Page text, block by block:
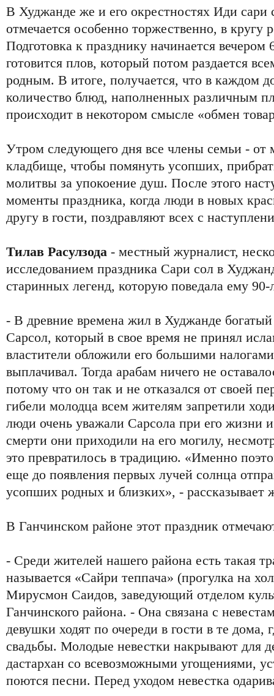
В Худжанде же и его окрестностях Иди сари
отмечается особенно торжественно, в кругу
Подготовка к празднику начинается
готовится плов, который потом раздается
родным. В итоге, получается, что в каждом
количество блюд, наполненных различным
происходит в некотором смысле «обмен
Утром следующего дня все члены семьи - от
кладбище, чтобы помянуть усопших,
молитвы за упокоение душ. После этого
моменты праздника, когда люди в новых
другу в гости, поздравляют всех с
Тилав Расулзода - местный журналист,
исследованием праздника Сари сол в
старинных легенд, которую поведала ему 90-
- В древние времена жил в Худжанде
Сарсол, который в свое время не принял
властители обложили его большими
выплачивал. Тогда арабам ничего не
потому что он так и не отказался от своей
гибели молодца всем жителям запретили
люди очень уважали Сарсола при его жизни
смерти они приходили на его могилу,
это превратилось в традицию. «Именно
еще до появления первых лучей солнца
усопших родных и близких», - рассказывает
В Ганчинском районе этот праздник
- Среди жителей нашего района есть такая
называется «Сайри теппача» (прогулка на
Мирусмон Саидов, заведующий отделом
Ганчинского района. - Она связана с
девушки ходят по очереди в гости в те дома,
свадьбы. Молодые невестки накрывают для
дастархан со всевозможными угощениями,
поются песни. Перед уходом невестка